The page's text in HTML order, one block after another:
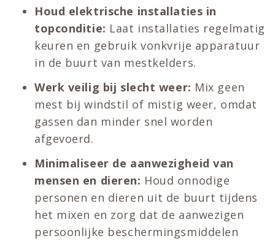
Houd elektrische installaties in
topconditie: Laat installaties regelmatig
keuren en gebruik vonkvrije apparatuur
in de buurt van mestkelders.
Werk veilig bij slecht weer: Mix geen
mest bij windstil of mistig weer, omdat
gassen dan minder snel worden
afgevoerd.
Minimaliseer de aanwezigheid van
mensen en dieren: Houd onnodige
personen en dieren uit de buurt tijdens
het mixen en zorg dat de aanwezigen
persoonlijke beschermingsmiddelen